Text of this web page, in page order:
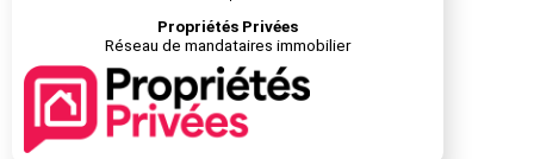
Propriétés Privées
Réseau de mandataires immobilier